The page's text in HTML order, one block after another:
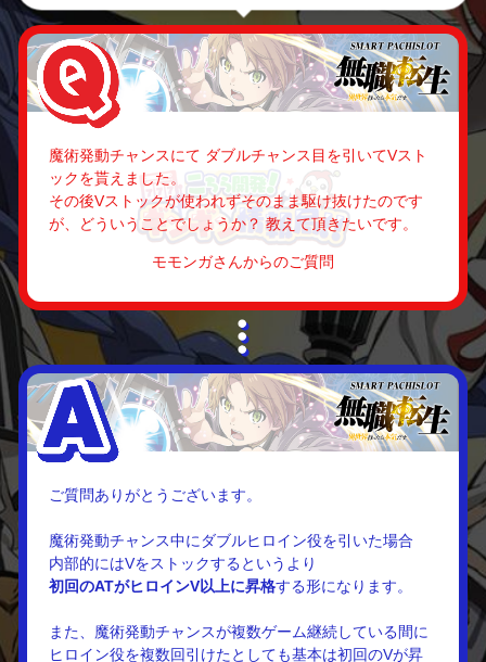
魔術発動チャンスにて ダブルチャンス目を引いてVスト
ックを貰えました。
その後Vストックが使われずそのまま駆け抜けたのです
が、どういうことでしょうか？ 教えて頂きたいです。
モモンガさんからのご質問
ご質問ありがとうございます。
魔術発動チャンス中にダブルヒロイン役を引いた場合
内部的にはVをストックするというより
初回のATがヒロインV以上に昇格する形になります。
また、魔術発動チャンスが複数ゲーム継続している間に
ヒロイン役を複数回引けたとしても基本は初回のVが昇